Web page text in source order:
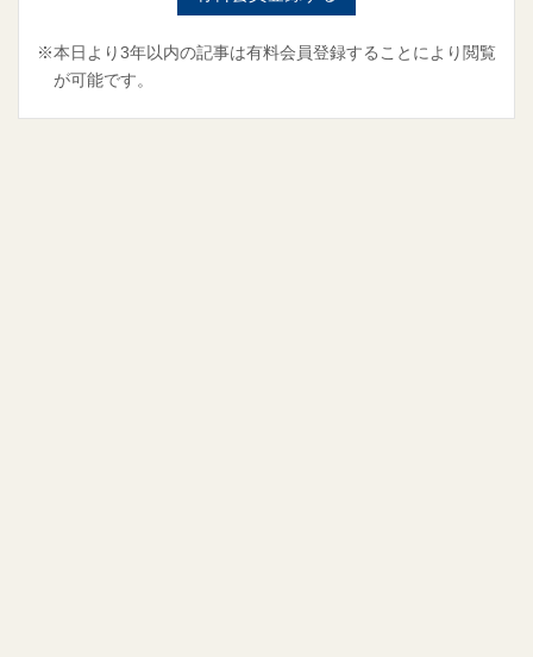
※本日より3年以内の記事は有料会員登録することにより閲覧
が可能です。